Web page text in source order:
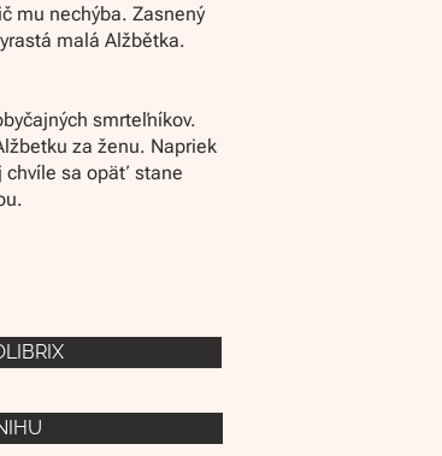
mu nechýba. Zasnený
malá Alžbětka.
smrteľníkov.
za ženu. Napriek
chvíle sa opäť stane